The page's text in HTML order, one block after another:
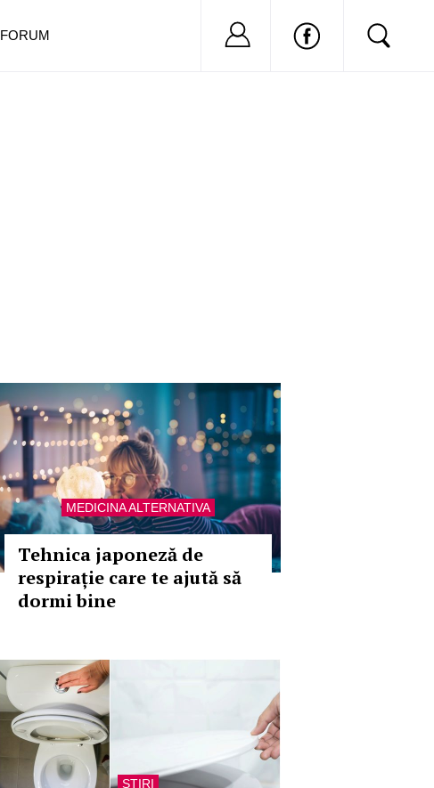
MEDICINA ALTERNATIVA
Tehnica japoneză de
respirație care te ajută să
dormi bine
STIRI
FORUM Nu ai cont?